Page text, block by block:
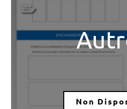
Non